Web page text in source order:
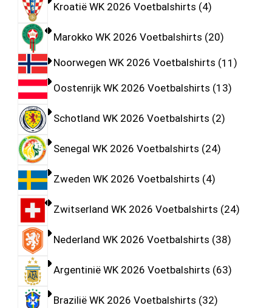
Kroatië WK 2026 Voetbalshirts 4
Marokko WK 2026 Voetbalshirts 20
Noorwegen WK 2026 Voetbalshirts 11
Oostenrijk WK 2026 Voetbalshirts 13
Schotland WK 2026 Voetbalshirts 2
Senegal WK 2026 Voetbalshirts 24
Zweden WK 2026 Voetbalshirts 4
Zwitserland WK 2026 Voetbalshirts 24
Nederland WK 2026 Voetbalshirts 38
Argentinië WK 2026 Voetbalshirts 63
Brazilië WK 2026 Voetbalshirts 32